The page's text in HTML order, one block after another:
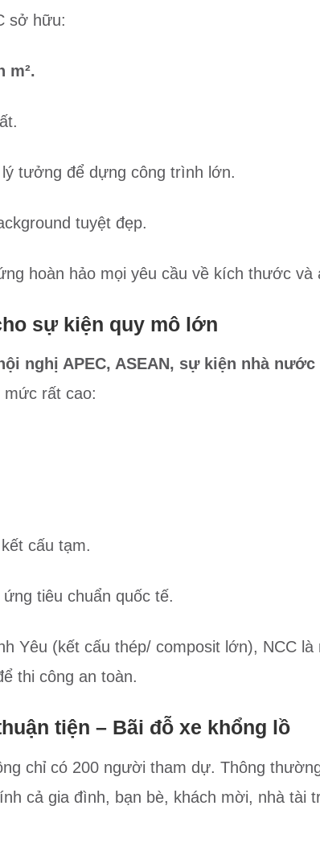
sở hữu:
m².
tưởng để dựng công trình lớn.
tuyệt đẹp.
hoàn hảo mọi yêu cầu về kích thước và
sự kiện quy mô lớn
nghị APEC, ASEAN, sự kiện nhà
rất cao:
cấu tạm.
tiêu chuẩn quốc tế.
Yêu (kết cấu thép/ composit lớn), NCC là
thi công an toàn.
tiện – Bãi đỗ xe khổng lồ
chỉ có 200 người tham dự. Thông
cả gia đình, bạn bè, khách mời, nhà tài